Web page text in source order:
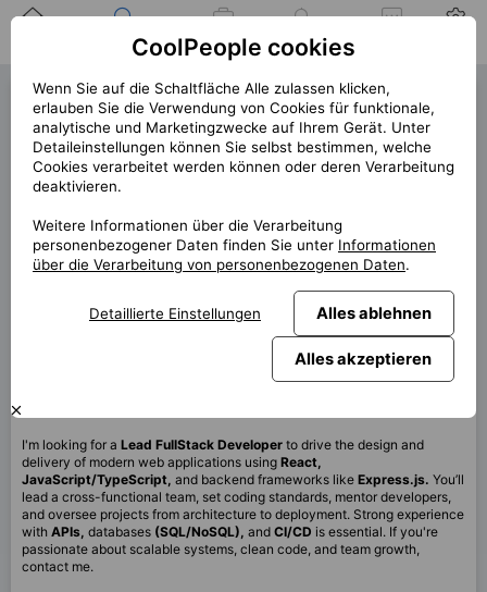
Position
Jobs
Lead FullStack Developer
(39800)
« zurück
Platz
Vienna
Start (Länge)
7/2025 (12m+)
Home office
40%
I'm looking for a Lead FullStack Developer to drive the design and
delivery of modern web applications using React,
JavaScript/TypeScript, and backend frameworks like Express.js. You’ll
lead a cross-functional team, set coding standards, mentor developers,
and oversee projects from architecture to deployment. Strong experience
with APIs, databases (SQL/NoSQL), and CI/CD is essential. If you're
passionate about scalable systems, clean code, and team growth,
contact me.
CoolPeople cookies
Wenn Sie auf die Schaltfläche Alle zulassen klicken,
erlauben Sie die Verwendung von Cookies für funktionale,
analytische und Marketingzwecke auf Ihrem Gerät. Unter
Detaileinstellungen können Sie selbst bestimmen, welche
Cookies verarbeitet werden können oder deren Verarbeitung
deaktivieren.
Weitere Informationen über die Verarbeitung
personenbezogener Daten finden Sie unter Informationen
über die Verarbeitung von personenbezogenen Daten.
Detaillierte Einstellungen Alles ablehnen
Alles akzeptieren